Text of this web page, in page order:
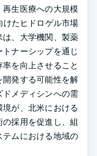
生医療への大規模
けたヒドロゲル市場
、大学機関、製薬
ナーシップを通じ
を向上させること
発する可能性を解
メディシンへの需
が、北米における
採用を促進し、組
ムにおける地域の